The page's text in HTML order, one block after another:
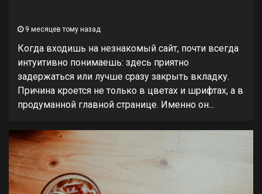
9 месяцев тому назад
Когда входишь на незнакомый сайт, почти всегда
интуитивно понимаешь: здесь приятно
задержаться или лучше сразу закрыть вкладку.
Причина кроется не только в цветах и шрифтах, а в
продуманной главной странице. Именно он...